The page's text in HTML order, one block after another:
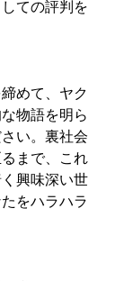
ての評判を
めて、ヤク
物語を明ら
い。裏社会
まで、これ
興味深い世
をハラハラ